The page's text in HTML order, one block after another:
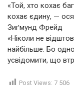
«Той, хто кохає
кохає єдину, —
Зиґмунд Фрейд
«Ніколи не
найбільше. Бо
усвідомити, що
Post Views: 7 506